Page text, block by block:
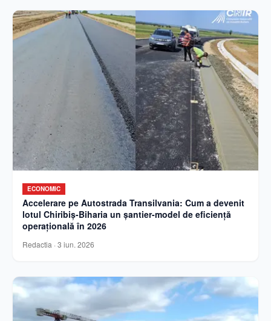
ECONOMIC
Accelerare pe Autostrada Transilvania: Cum a devenit
lotul Chiribiș-Biharia un șantier-model de eficiență
operațională în 2026
Redactia · 3 iun. 2026